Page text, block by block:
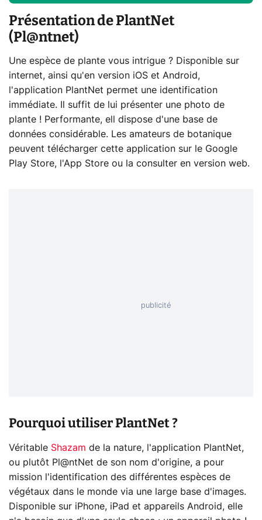
Présentation de PlantNet
(Pl@ntnet)
Une espèce de plante vous intrigue ? Disponible sur
internet, ainsi qu'en version iOS et Android,
l'application PlantNet permet une identification
immédiate. Il suffit de lui présenter une photo de
plante ! Performante, ell dispose d'une base de
données considérable. Les amateurs de botanique
peuvent télécharger cette application sur le Google
Play Store, l'App Store ou la consulter en version web.
Pourquoi utiliser PlantNet ?
Véritable Shazam de la nature, l'application PlantNet,
ou plutôt Pl@ntNet de son nom d'origine, a pour
mission l'identification des différentes espèces de
végétaux dans le monde via une large base d'images.
Disponible sur iPhone, iPad et appareils Android, elle